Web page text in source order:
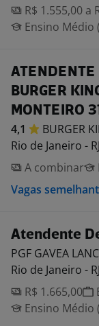
R$ 1.555,00 a
Ensino Médio
ATENDENTE
BURGER
MONTEIRO
4,1 BURGER
Rio de Janeiro - RJ
A combinar
Vagas
Atendente
PGF GAVEA
Rio de Janeiro - RJ
R$ 1.665,00
Ensino Médio